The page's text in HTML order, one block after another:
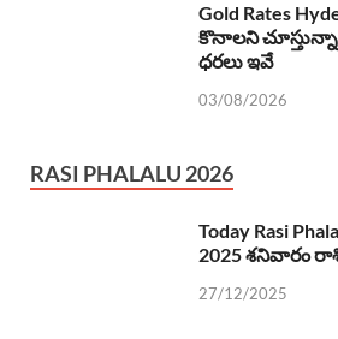
Gold Rates
కొనాలని
ధరలు ఇవే
03/08/2026
RASI PHALALU 2026
Today Rasi
2025 శనివారం
27/12/2025